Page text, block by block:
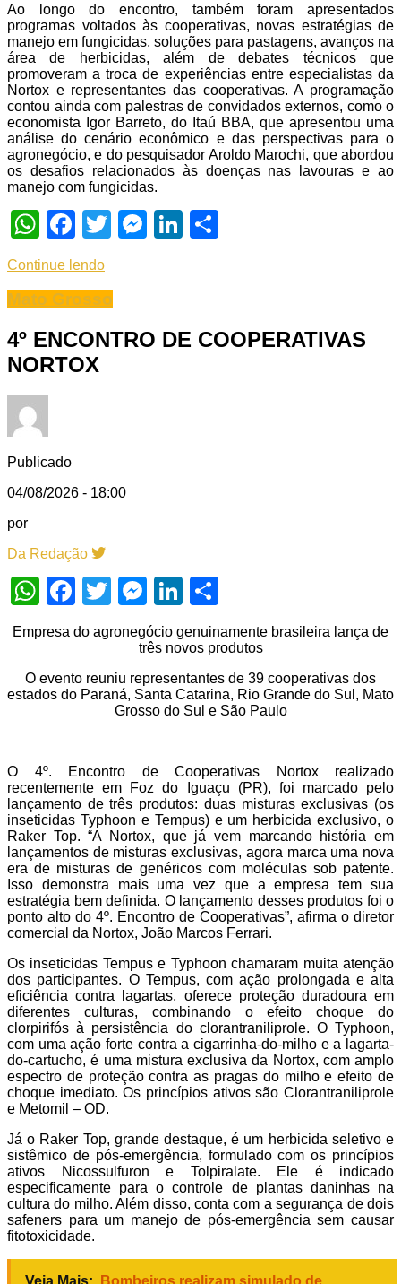
Ao longo do encontro, também foram apresentados
programas voltados às cooperativas, novas estratégias de
manejo em fungicidas, soluções para pastagens, avanços na
área de herbicidas, além de debates técnicos que
promoveram a troca de experiências entre especialistas da
Nortox e representantes das cooperativas. A programação
contou ainda com palestras de convidados externos, como o
economista Igor Barreto, do Itaú BBA, que apresentou uma
análise do cenário econômico e das perspectivas para o
agronegócio, e do pesquisador Aroldo Marochi, que abordou
os desafios relacionados às doenças nas lavouras e ao
manejo com fungicidas.
WhatsApp
Facebook
TwitterMessenger
LinkedIn
Continue lendo
Mato Grosso
4º ENCONTRO DE COOPERATIVAS
NORTOX
Publicado
04/08/2026 - 18:00
por
Da Redação
WhatsApp
Facebook
TwitterMessenger
LinkedIn
Empresa do agronegócio genuinamente brasileira lança de
três novos produtos
O evento reuniu representantes de 39 cooperativas dos
estados do Paraná, Santa Catarina, Rio Grande do Sul, Mato
Grosso do Sul e São Paulo
O 4º. Encontro de Cooperativas Nortox realizado
recentemente em Foz do Iguaçu (PR), foi marcado pelo
lançamento de três produtos: duas misturas exclusivas (os
inseticidas Typhoon e Tempus) e um herbicida exclusivo, o
Raker Top. “A Nortox, que já vem marcando história em
lançamentos de misturas exclusivas, agora marca uma nova
era de misturas de genéricos com moléculas sob patente.
Isso demonstra mais uma vez que a empresa tem sua
estratégia bem definida. O lançamento desses produtos foi o
ponto alto do 4º. Encontro de Cooperativas”, afirma o diretor
comercial da Nortox, João Marcos Ferrari.
Os inseticidas Tempus e Typhoon chamaram muita atenção
dos participantes. O Tempus, com ação prolongada e alta
eficiência contra lagartas, oferece proteção duradoura em
diferentes culturas, combinando o efeito choque do
clorpirifós à persistência do clorantraniliprole. O Typhoon,
com uma ação forte contra a cigarrinha-do-milho e a lagarta-
do-cartucho, é uma mistura exclusiva da Nortox, com amplo
espectro de proteção contra as pragas do milho e efeito de
choque imediato. Os princípios ativos são Clorantraniliprole
e Metomil – OD.
Já o Raker Top, grande destaque, é um herbicida seletivo e
sistêmico de pós-emergência, formulado com os princípios
ativos Nicossulfuron e Tolpiralate. Ele é indicado
especificamente para o controle de plantas daninhas na
cultura do milho. Além disso, conta com a segurança de dois
safeners para um manejo de pós-emergência sem causar
fitotoxicidade.